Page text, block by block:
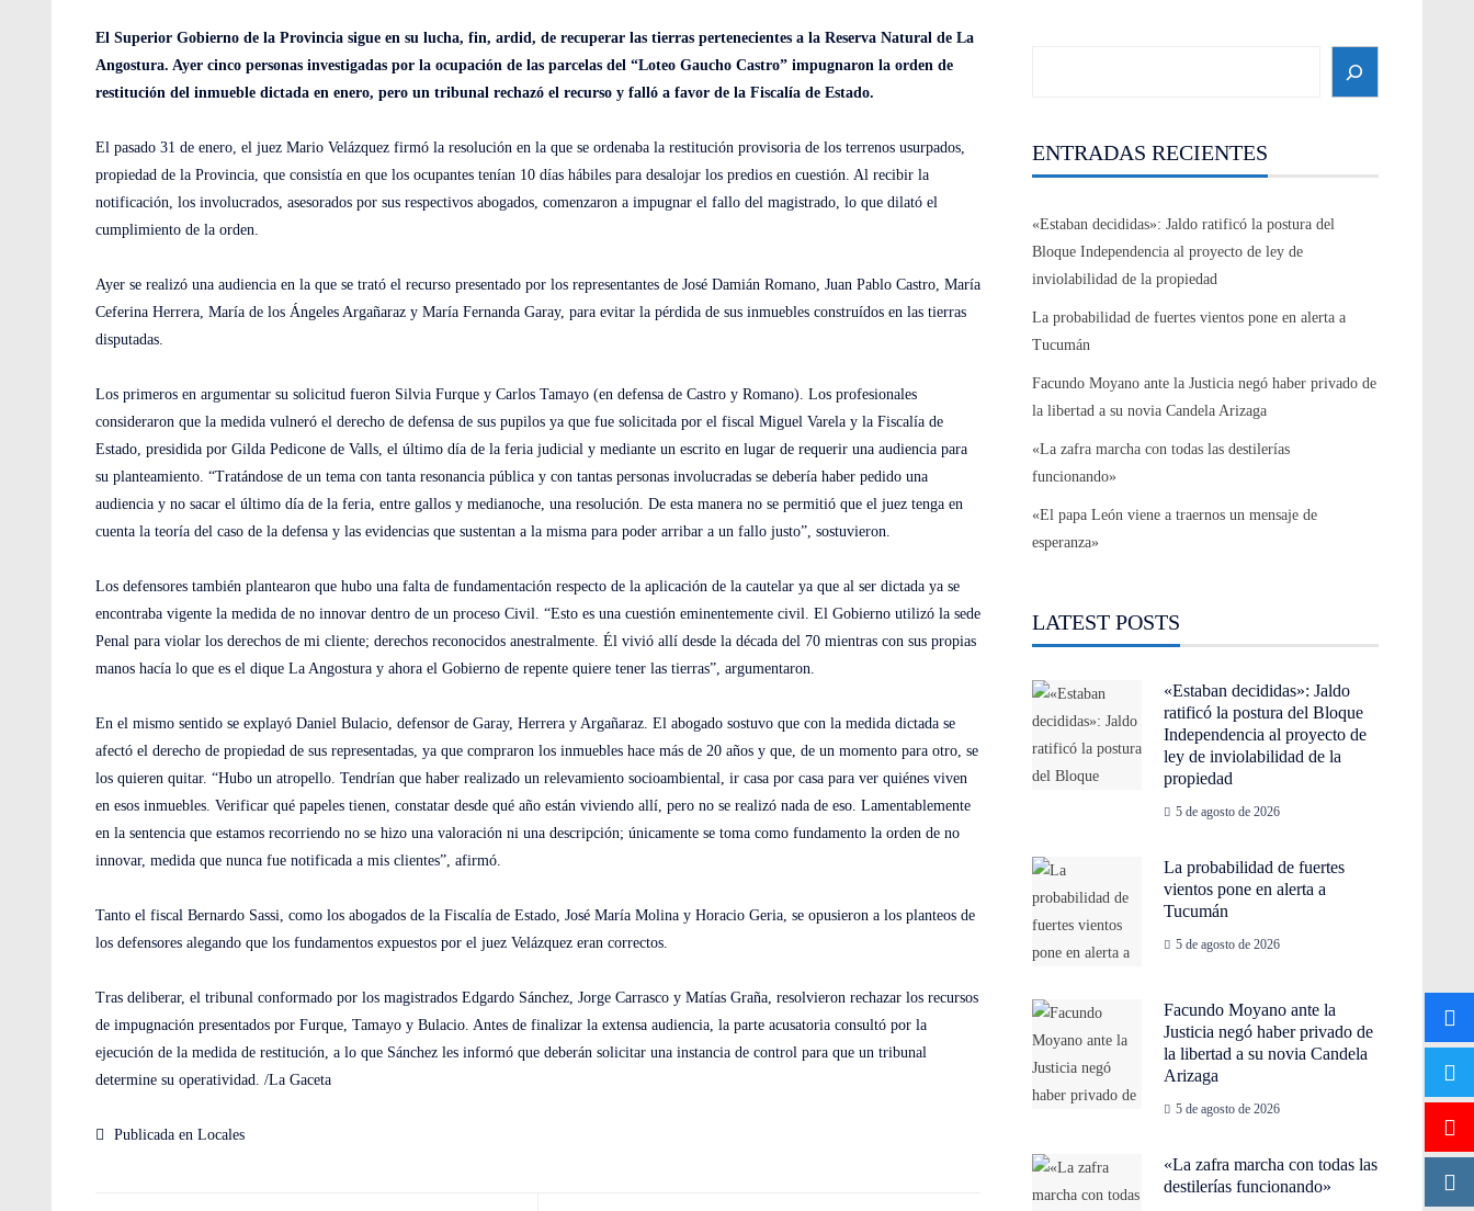
El Superior Gobierno de la Provincia sigue en su lucha, fin, ardid, de recuperar las tierras pertenecientes a la Reserva Natural de La
Angostura. Ayer cinco personas investigadas por la ocupación de las parcelas del “Loteo Gaucho Castro” impugnaron la orden de
restitución del inmueble dictada en enero, pero un tribunal rechazó el recurso y falló a favor de la Fiscalía de Estado.
El pasado 31 de enero, el juez Mario Velázquez firmó la resolución en la que se ordenaba la restitución provisoria de los terrenos usurpados,
propiedad de la Provincia, que consistía en que los ocupantes tenían 10 días hábiles para desalojar los predios en cuestión. Al recibir la
notificación, los involucrados, asesorados por sus respectivos abogados, comenzaron a impugnar el fallo del magistrado, lo que dilató el
cumplimiento de la orden.
Ayer se realizó una audiencia en la que se trató el recurso presentado por los representantes de José Damián Romano, Juan Pablo Castro, María
Ceferina Herrera, María de los Ángeles Argañaraz y María Fernanda Garay, para evitar la pérdida de sus inmuebles construídos en las tierras
disputadas.
Los primeros en argumentar su solicitud fueron Silvia Furque y Carlos Tamayo (en defensa de Castro y Romano). Los profesionales
consideraron que la medida vulneró el derecho de defensa de sus pupilos ya que fue solicitada por el fiscal Miguel Varela y la Fiscalía de
Estado, presidida por Gilda Pedicone de Valls, el último día de la feria judicial y mediante un escrito en lugar de requerir una audiencia para
su planteamiento. “Tratándose de un tema con tanta resonancia pública y con tantas personas involucradas se debería haber pedido una
audiencia y no sacar el último día de la feria, entre gallos y medianoche, una resolución. De esta manera no se permitió que el juez tenga en
cuenta la teoría del caso de la defensa y las evidencias que sustentan a la misma para poder arribar a un fallo justo”, sostuvieron.
Los defensores también plantearon que hubo una falta de fundamentación respecto de la aplicación de la cautelar ya que al ser dictada ya se
encontraba vigente la medida de no innovar dentro de un proceso Civil. “Esto es una cuestión eminentemente civil. El Gobierno utilizó la sede
Penal para violar los derechos de mi cliente; derechos reconocidos anestralmente. Él vivió allí desde la década del 70 mientras con sus propias
manos hacía lo que es el dique La Angostura y ahora el Gobierno de repente quiere tener las tierras”, argumentaron.
En el mismo sentido se explayó Daniel Bulacio, defensor de Garay, Herrera y Argañaraz. El abogado sostuvo que con la medida dictada se
afectó el derecho de propiedad de sus representadas, ya que compraron los inmuebles hace más de 20 años y que, de un momento para otro, se
los quieren quitar. “Hubo un atropello. Tendrían que haber realizado un relevamiento socioambiental, ir casa por casa para ver quiénes viven
en esos inmuebles. Verificar qué papeles tienen, constatar desde qué año están viviendo allí, pero no se realizó nada de eso. Lamentablemente
en la sentencia que estamos recorriendo no se hizo una valoración ni una descripción; únicamente se toma como fundamento la orden de no
innovar, medida que nunca fue notificada a mis clientes”, afirmó.
Tanto el fiscal Bernardo Sassi, como los abogados de la Fiscalía de Estado, José María Molina y Horacio Geria, se opusieron a los planteos de
los defensores alegando que los fundamentos expuestos por el juez Velázquez eran correctos.
Tras deliberar, el tribunal conformado por los magistrados Edgardo Sánchez, Jorge Carrasco y Matías Graña, resolvieron rechazar los recursos
de impugnación presentados por Furque, Tamayo y Bulacio. Antes de finalizar la extensa audiencia, la parte acusatoria consultó por la
ejecución de la medida de restitución, a lo que Sánchez les informó que deberán solicitar una instancia de control para que un tribunal
determine su operatividad. /La Gaceta
Publicada en Locales
ENTRADAS RECIENTES
«Estaban decididas»: Jaldo ratificó la postura del
Bloque Independencia al proyecto de ley de
inviolabilidad de la propiedad
La probabilidad de fuertes vientos pone en alerta a
Tucumán
Facundo Moyano ante la Justicia negó haber privado de
la libertad a su novia Candela Arizaga
«La zafra marcha con todas las destilerías
funcionando»
«El papa León viene a traernos un mensaje de
esperanza»
LATEST POSTS
«Estaban decididas»: Jaldo
ratificó la postura del Bloque
Independencia al proyecto de
ley de inviolabilidad de la
propiedad
5 de agosto de 2026
La probabilidad de fuertes
vientos pone en alerta a
Tucumán
5 de agosto de 2026
Facundo Moyano ante la
Justicia negó haber privado de
la libertad a su novia Candela
Arizaga
5 de agosto de 2026
«La zafra marcha con todas las
destilerías funcionando»